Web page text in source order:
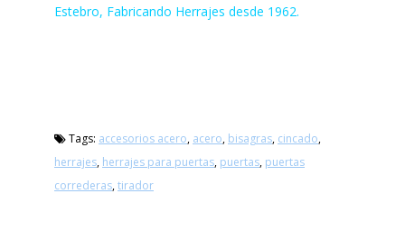
Estebro, Fabricando Herrajes desde 1962.
Tags: accesorios acero, acero, bisagras, cincado,
herrajes, herrajes para puertas, puertas, puertas
correderas,tirador